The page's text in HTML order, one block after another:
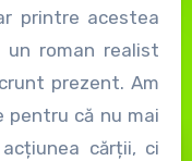
printre acestea
un roman realist
prezent. Am
pentru că nu mai
cărții, ci